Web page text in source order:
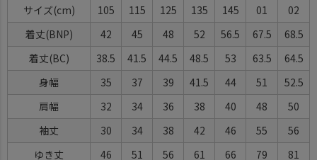
サイズ 105 115 125 135 145 01
02
着丈(BNP)
42 45 48 52 56.5 67.5
68.5
着丈(BC)
38.5 41.5 44.5 48.5 53 63.5
64.5
身幅
35 37 39 41.5 44 51
52.5
肩幅
32 34 36 38 40 48
50
袖丈
30 34 38 42 46 55
56
ゆき丈
46 51 56 61 66 79 81